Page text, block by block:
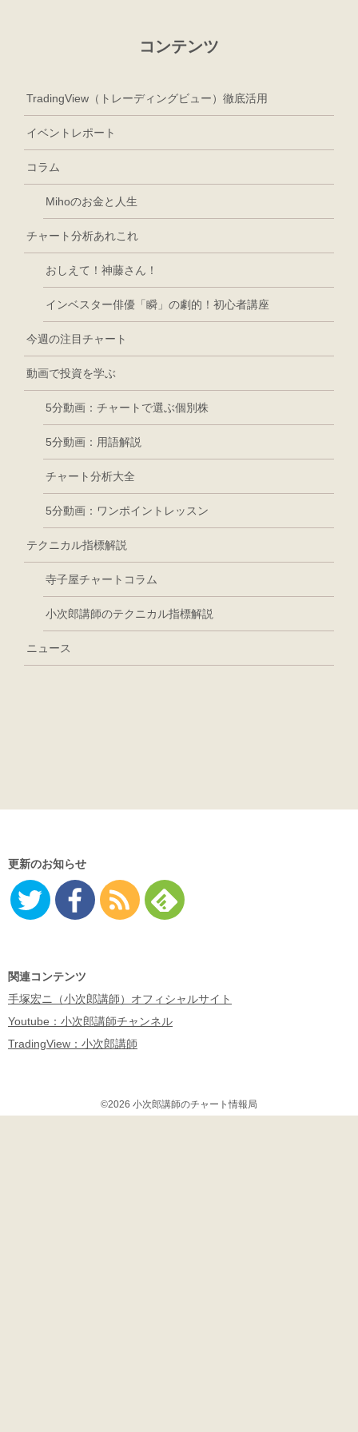
コンテンツ
TradingView（トレーディングビュー）徹底活用
イベントレポート
コラム
Mihoのお金と人生
チャート分析あれこれ
おしえて！神藤さん！
インベスター俳優「瞬」の劇的！初心者講座
今週の注目チャート
動画で投資を学ぶ
5分動画：チャートで選ぶ個別株
5分動画：用語解説
チャート分析大全
5分動画：ワンポイントレッスン
テクニカル指標解説
寺子屋チャートコラム
小次郎講師のテクニカル指標解説
ニュース
更新のお知らせ
関連コンテンツ
手塚宏ニ（小次郎講師）オフィシャルサイト
Youtube：小次郎講師チャンネル
TradingView：小次郎講師
©2026 小次郎講師のチャート情報局